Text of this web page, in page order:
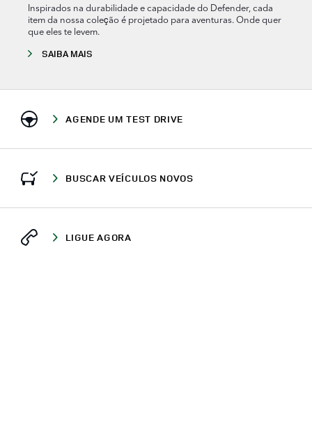
Inspirados na durabilidade e capacidade do Defender, cada
item da nossa coleção é projetado para aventuras. Onde quer
que eles te levem.
SAIBA MAIS
AGENDE UM TEST DRIVE
BUSCAR VEÍCULOS NOVOS
LIGUE AGORA